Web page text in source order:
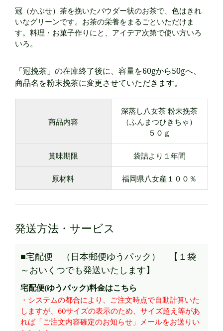
冠（かぶせ）茶を挽いたパウダー状のお茶で、色はきれ
いなグリーンです。お茶の栄養をまるごといただけま
す。料理・お菓子作りにと、アイデア次第で使い方いろ
いろ。
「冠挽茶」の在庫終了後に、容量を60gから50gへ、
商品名を粉末挽茶に変更させていただきます。
商品内容
深蒸し八女茶 粉末挽茶
（ふんまつひきちゃ）
５０ｇ
賞味期限 袋詰より１年間
原材料 福岡県八女産１００％
発送方法・サービス
■宅配便 （日本郵便ゆうパック） 【１袋
～おいくつでも発送いたします】
宅配便(ゆうパック)料金はこちら
・システムの都合により、ご注文時点で自動計算いた
しますが、60サイズの表示のため、サイズ超え等があ
れば「ご注文内容確定のお知らせ」メールをお送りい